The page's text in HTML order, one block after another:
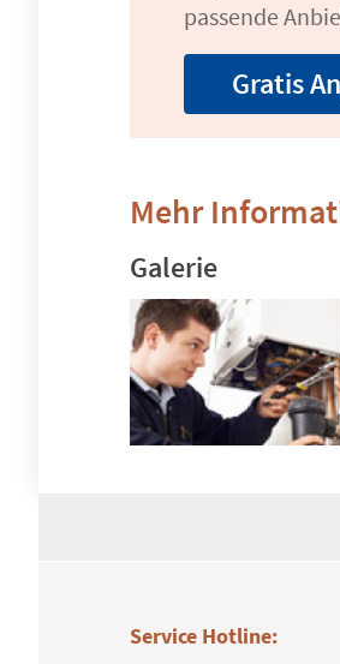
passende
Gratis
Mehr
Galerie
Service Hotline: